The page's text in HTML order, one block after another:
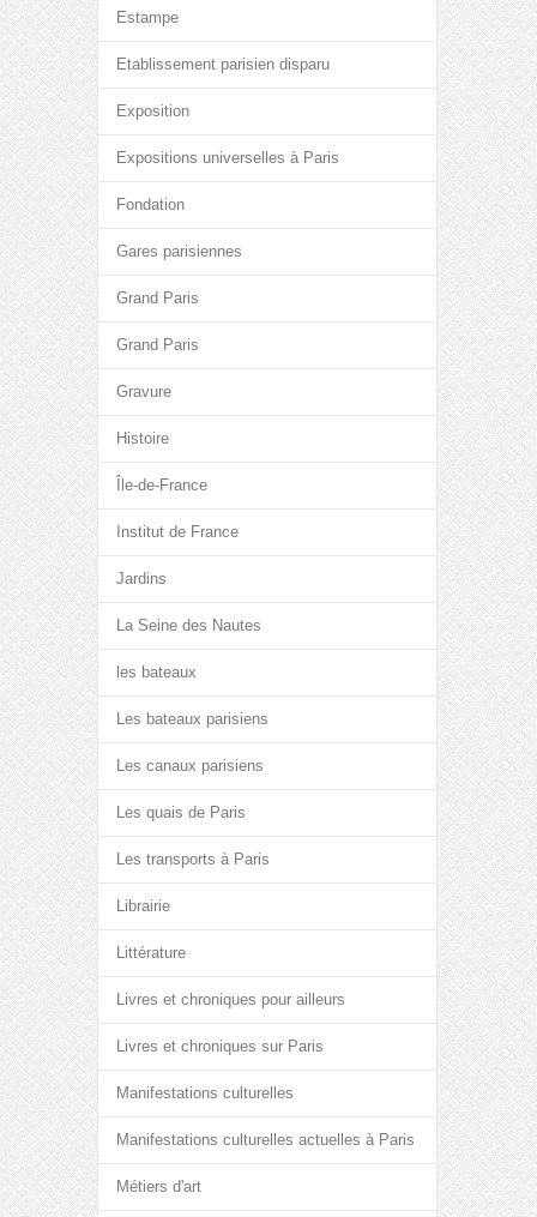
Estampe
Etablissement parisien disparu
Exposition
Expositions universelles à Paris
Fondation
Gares parisiennes
Grand Paris
Grand Paris
Gravure
Histoire
Île-de-France
Institut de France
Jardins
La Seine des Nautes
les bateaux
Les bateaux parisiens
Les canaux parisiens
Les quais de Paris
Les transports à Paris
Librairie
Littérature
Livres et chroniques pour ailleurs
Livres et chroniques sur Paris
Manifestations culturelles
Manifestations culturelles actuelles à Paris
Métiers d'art